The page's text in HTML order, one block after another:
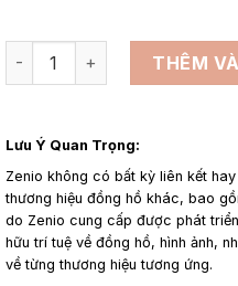
Dây da đồng hồ thay thế
THÊM
Lưu Ý Quan Trọng:
Zenio không có bất kỳ liên kết
thương hiệu đồng hồ khác, bao
do Zenio cung cấp được phát
hữu trí tuệ về đồng hồ, hình ảnh,
về từng thương hiệu tương ứng.